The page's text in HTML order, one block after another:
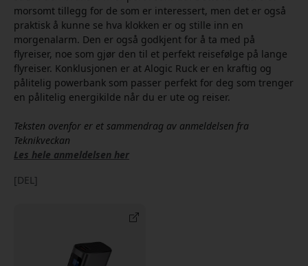
morsomt tillegg for de som er interessert, men det er også
praktisk å kunne se hva klokken er og stille inn en
morgenalarm. Den er også godkjent for å ta med på
flyreiser, noe som gjør den til et perfekt reisefølge på lange
flyreiser. Konklusjonen er at Alogic Ruck er en kraftig og
pålitelig powerbank som passer perfekt for deg som trenger
en pålitelig energikilde når du er ute og reiser.
Teksten ovenfor er et sammendrag av anmeldelsen fra
Teknikveckan
Les hele anmeldelsen her
[DEL]